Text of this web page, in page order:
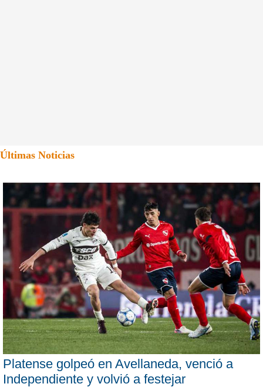
Últimas Noticias
Platense golpeó en Avellaneda, venció a
Independiente y volvió a festejar